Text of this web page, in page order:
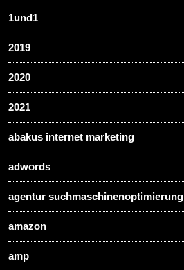
1und1
2019
2020
2021
abakus internet marketing
adwords
agentur suchmaschinenoptimierung
amazon
amp